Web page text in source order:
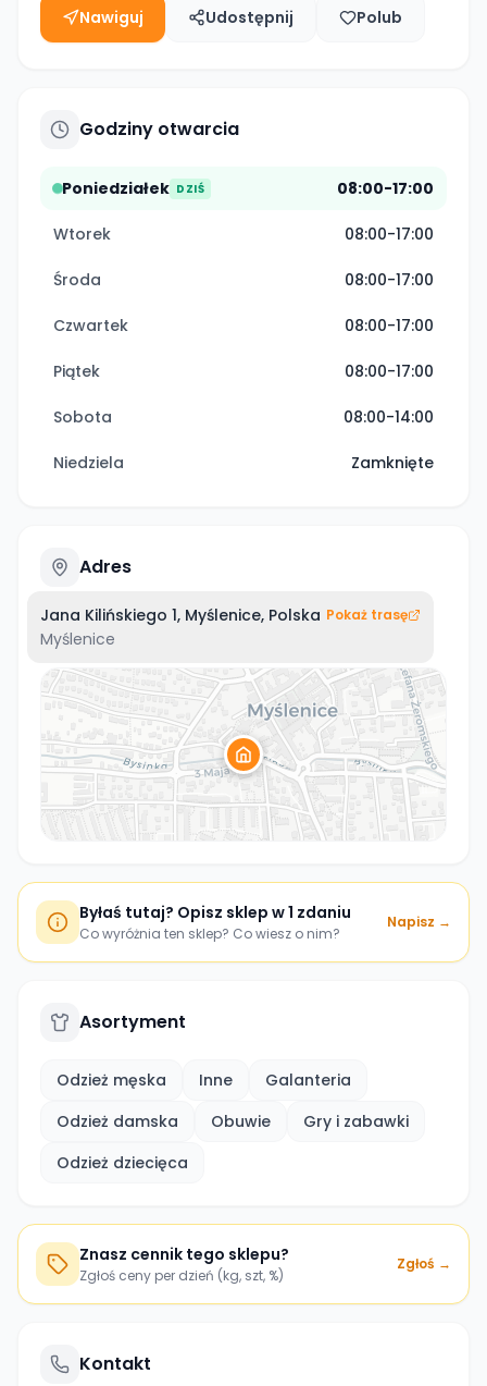
Nawiguj Udostępnij Polub
Godziny otwarcia
Poniedziałek DZIŚ 08:00-17:00
Wtorek 08:00-17:00
Środa 08:00-17:00
Czwartek 08:00-17:00
Piątek 08:00-17:00
Sobota 08:00-14:00
Niedziela Zamknięte
Adres
Jana Kilińskiego 1, Myślenice, Polska
Myślenice
Pokaż trasę
Byłaś tutaj? Opisz sklep w 1 zdaniu
Co wyróżnia ten sklep? Co wiesz o nim?
Napisz →
Asortyment
Odzież męska Inne
Galanteria
Odzież damska
Obuwie
Gry i zabawki
Odzież dziecięca
Znasz cennik tego sklepu?
Zgłoś ceny per dzień (kg, szt, %)
Zgłoś →
Kontakt